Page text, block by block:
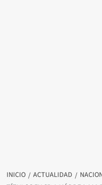
INICIO ACTUALIDAD